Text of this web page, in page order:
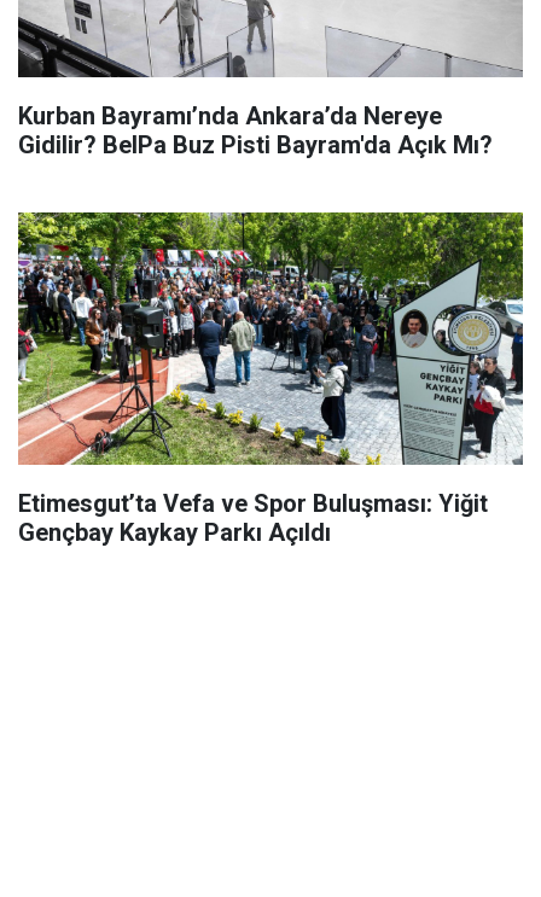
Kurban Bayramı’nda Ankara’da Nereye
Gidilir? BelPa Buz Pisti Bayram'da Açık Mı?
Etimesgut’ta Vefa ve Spor Buluşması: Yiğit
Gençbay Kaykay Parkı Açıldı